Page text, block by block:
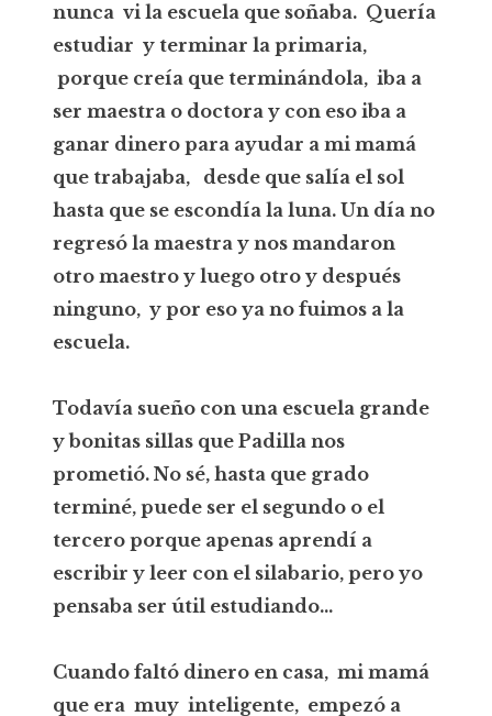
nunca vi la escuela que soñaba. Quería
estudiar y terminar la primaria,
porque creía que terminándola, iba a
ser maestra o doctora y con eso iba a
ganar dinero para ayudar a mi mamá
que trabajaba, desde que salía el sol
hasta que se escondía la luna. Un día no
regresó la maestra y nos mandaron
otro maestro y luego otro y después
ninguno, y por eso ya no fuimos a la
escuela.
Todavía sueño con una escuela grande
y bonitas sillas que Padilla nos
prometió. No sé, hasta que grado
terminé, puede ser el segundo o el
tercero porque apenas aprendí a
escribir y leer con el silabario, pero yo
pensaba ser útil estudiando...
Cuando faltó dinero en casa, mi mamá
que era muy inteligente, empezó a